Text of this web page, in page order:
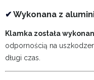
✔ Wykonana z
Klamka została
odpornością na
długi czas.